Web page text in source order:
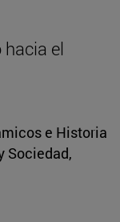
el
e Historia
Sociedad,